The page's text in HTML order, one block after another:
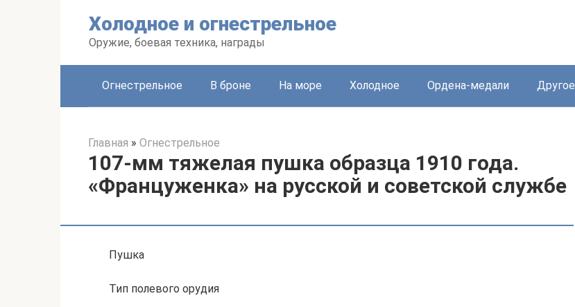
Холодное и огнестрельное
Оружие, боевая техника, награды
Огнестрельное В броне На море Холодное Ордена-медали Другое
Главная » Огнестрельное
107-мм тяжелая пушка образца 1910 года.
«Француженка» на русской и советской службе
Пушка
Тип полевого орудия